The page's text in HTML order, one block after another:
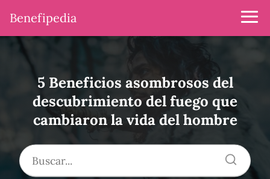
Benefipedia
5 Beneficios asombrosos del
descubrimiento del fuego que
cambiaron la vida del hombre